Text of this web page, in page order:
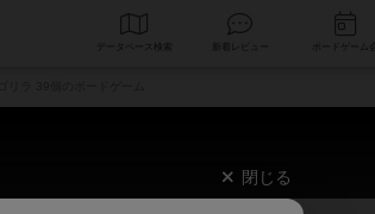
データベース
閉じる